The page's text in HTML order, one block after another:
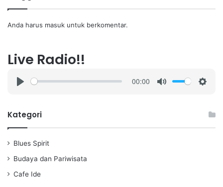
Anda harus masuk untuk berkomentar.
Live Radio!!
a
00:00
Kategori
Blues Spirit
Budaya dan Pariwisata
Cafe Ide